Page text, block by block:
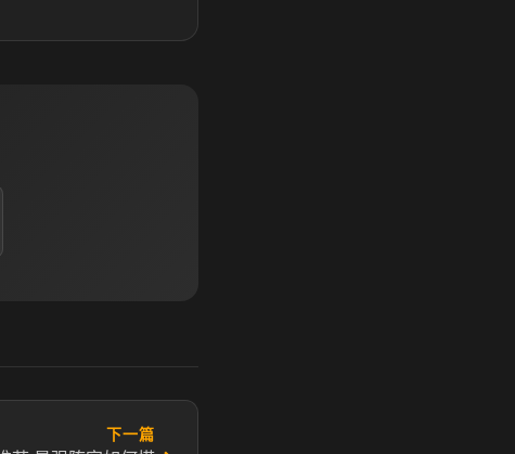
下一篇